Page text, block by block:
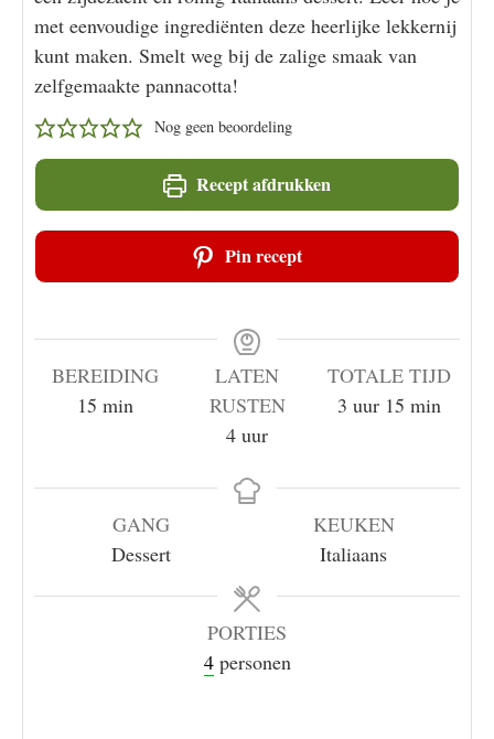
met eenvoudige ingrediënten deze heerlijke lekkernij
kunt maken. Smelt weg bij de zalige smaak van
zelfgemaakte pannacotta!
Nog geen beoordeling
Recept afdrukken
Pin recept
BEREIDING
15minuten
min
LATEN
RUSTEN
4uur
uur
TOTALE TIJD
3uur
uur 15minuten
min
GANG
Dessert
KEUKEN
Italiaans
PORTIES
4 personen